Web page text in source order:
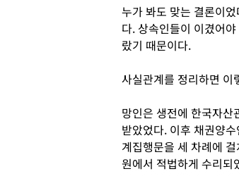
누가 봐도 맞는 결론이
다. 상속인들이 이겼어
랐기 때문이다.
사실관계를 정리하면 이
망인은 생전에 한국자
받았었다. 이후 채권양
계집행문을 세 차례에
원에서 적법하게 수리되